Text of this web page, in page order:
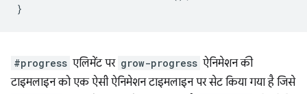
}
#progress एलिमेंट पर grow-progress ऐनिमेशन की
टाइमलाइन को एक ऐसी ऐनिमेशन टाइमलाइन पर सेट किया गया है जिसे